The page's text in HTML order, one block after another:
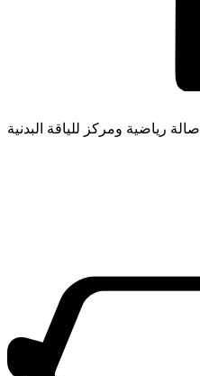
صالة رياضية ومركز للياقة البدنية